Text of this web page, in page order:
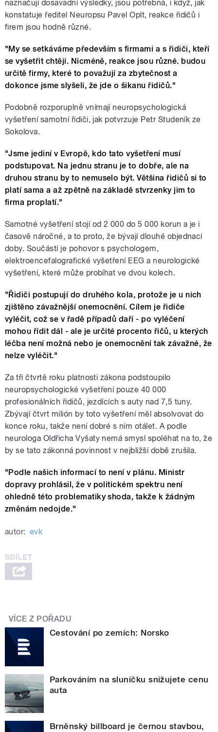
naznačují dosavadní výsledky, jsou potřebná, i když, jak
konstatuje ředitel Neuropsu Pavel Oplt, reakce řidičů i
firem jsou hodně různé.
"My se setkáváme především s firmami a s řidiči, kteří
se vyšetřit chtějí. Nicméně, reakce jsou různé. budou
určitě firmy, které to považují za zbytečnost a
dokonce jsme slyšeli, že jde o šikanu řidičů."
Podobně rozporuplně vnímají neuropsychologická
vyšetření samotní řidiči, jak potvrzuje Petr Studeník ze
Sokolova.
"Jsme jediní v Evropě, kdo tato vyšetření musí
podstupovat. Na jednu stranu je to dobře, ale na
druhou stranu by to nemuselo být. Většina řidičů si to
platí sama a až zpětně na základě stvrzenky jim to
firma proplatí."
Samotné vyšetření stojí od 2 000 do 5 000 korun a je i
časově náročné, a to proto, že bývají dlouhé objednací
doby. Součástí je pohovor s psychologem,
elektroencefalografické vyšetření EEG a neurologické
vyšetření, které může probíhat ve dvou kolech.
"Řidiči postupují do druhého kola, protože je u nich
zjištěno závažnější onemocnění. Cílem je řidiče
vyléčit, což se v řadě případů daří - po vyléčení
mohou řídit dál - ale je určité procento řičů, u kterých
léčba není možná nebo je onemocnění tak závažné, že
nelze vyléčit."
Za tři čtvrtě roku platnosti zákona podstoupilo
neuropsychologické vyšetření pouze 40 000
profesionálních řidičů, jezdících s auty nad 7,5 tuny.
Zbývají čtvrt milión by toto vyšetření měl absolvovat do
konce roku, takže není dobré s ním otálet. A podle
neurologa Oldřicha Vyšaty nemá smysl spoléhat na to, že
by se tato zákonná povinnost v nejbližší době zrušila.
"Podle našich informací to není v plánu. Ministr
dopravy prohlásil, že v politickém spektru není
ohledně této problematiky shoda, takže k žádným
změnám nedojde."
autor: evk
VÍCE Z POŘADU
Cestování po zemích: Norsko
Parkováním na sluníčku snižujete cenu
auta
Brněnský billboard je černou stavbou,